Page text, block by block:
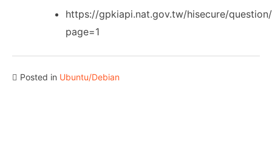
https://gpkiapi.nat.gov.tw/hisecure/
page=1
Posted in Ubuntu/Debian